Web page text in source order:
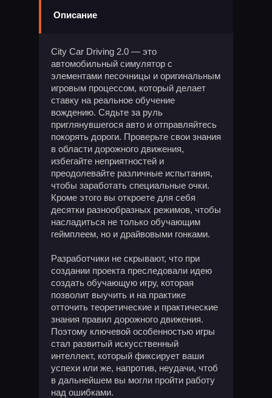
Описание
City Car Driving 2.0 — это
автомобильный симулятор с
элементами песочницы и оригинальным
игровым процессом, который делает
ставку на реальное обучение
вождению. Сядьте за руль
приглянувшегося авто и отправляйтесь
покорять дороги. Проверьте свои знания
в области дорожного движения,
избегайте неприятностей и
преодолевайте различные испытания,
чтобы заработать специальные очки.
Кроме этого вы откроете для себя
десятки разнообразных режимов, чтобы
насладиться не только обучающим
геймплеем, но и драйвовыми гонками.
Разработчики не скрывают, что при
создании проекта преследовали идею
создать обучающую игру, которая
позволит выучить и на практике
отточить теоретические и практические
знания правил дорожного движения.
Поэтому ключевой особенностью игры
стал развитый искусственный
интеллект, который фиксирует ваши
успехи или же, напротив, неудачи, чтоб
в дальнейшем вы могли пройти работу
над ошибками.